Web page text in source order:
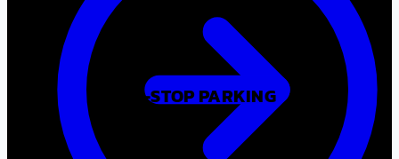
ONE-STOP PARKING